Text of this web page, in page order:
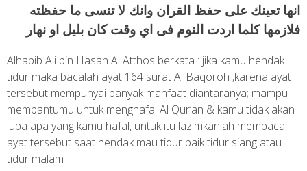
انها تعينك على حفظ القران وانك لا تنسى ما حفظته
فلازمها كلما اردت النوم فى اي وقت كان بليل او نهار
Alhabib Ali bin Hasan Al Atthos berkata : jika kamu hendak
tidur maka bacalah ayat 164 surat Al Baqoroh ,karena ayat
tersebut mempunyai banyak manfaat diantaranya; mampu
membantumu untuk menghafal Al Qur’an & kamu tidak akan
lupa apa yang kamu hafal, untuk itu lazimkanlah membaca
ayat tersebut saat hendak mau tidur baik tidur siang atau
tidur malam